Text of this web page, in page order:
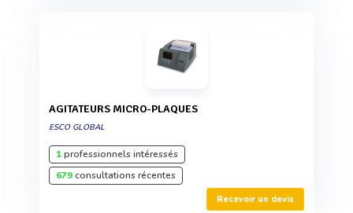
AGITATEURS MICRO-PLAQUES
ESCO GLOBAL
1professionnels intéressés
679consultations récentes
Recevoir un devis